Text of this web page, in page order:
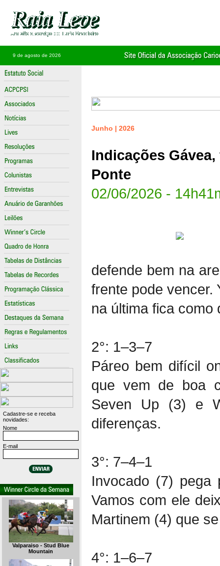
9 de agosto de 2026
Cadastre-se e receba
novidades:
Nome
E-mail
Valparaiso - Stud Blue
Mountain
Junho | 2026
Indicações
Ponte
02/06/2026 -
defende bem na
frente pode vencer.
na última fica como
2°: 1–3–7
Páreo bem difícil
que vem de boa
Seven Up (3) e
diferenças.
3°: 7–4–1
Invocado (7) pega
Vamos com ele
Martinem (4) que
4°: 1–6–7